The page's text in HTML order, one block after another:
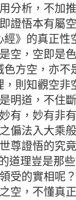
分析，不加
證悟本有屬
經》的真正性
空，空即是
色方空，亦不
，則知觀空非
明道，不住
有，妙有非
偏法入大乘
尊證悟的究
理豈是那些
受的實相呢
空，不懂真